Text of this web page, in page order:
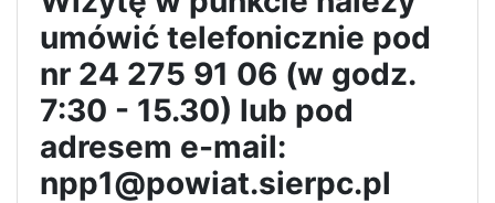
umówić telefonicznie pod
nr 24 275 91 06 (w godz.
7:30 - 15.30) lub pod
adresem e-mail:
npp1@powiat.sierpc.pl